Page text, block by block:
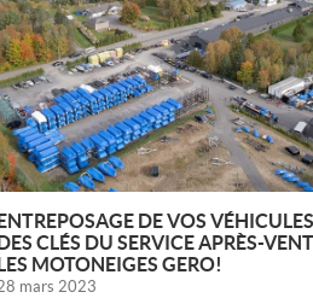
ENTREPOSAGE DE VOS VÉHICULES
DES CLÉS DU SERVICE APRÈS-
LES MOTONEIGES GERO!
mars 2023